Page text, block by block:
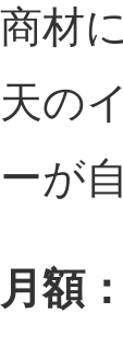
商材
天の
ーが
月額